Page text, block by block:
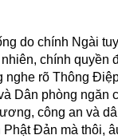
do chính Ngài
chính quyền
nghe rõ Thông
Dân phòng ngăn
công an và
Đản mà thôi,